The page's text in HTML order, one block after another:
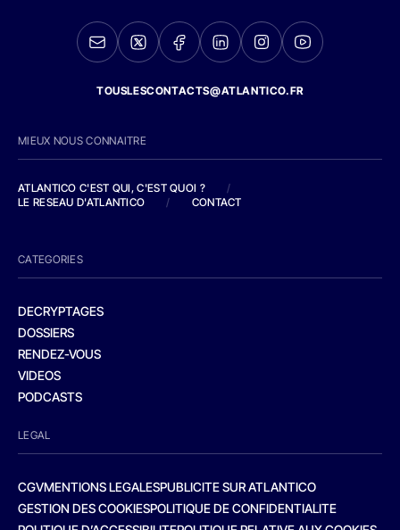
TOUSLESCONTACTS@ATLANTICO.FR
MIEUX NOUS CONNAITRE
ATLANTICO C'EST QUI, C'EST QUOI ?
/
LE RESEAU D'ATLANTICO
/ CONTACT
CATEGORIES
DECRYPTAGES
DOSSIERS
RENDEZ-VOUS
VIDEOS
PODCASTS
LEGAL
CGVMENTIONS LEGALESPUBLICITE SUR ATLANTICO
GESTION DES COOKIESPOLITIQUE DE CONFIDENTIALITE